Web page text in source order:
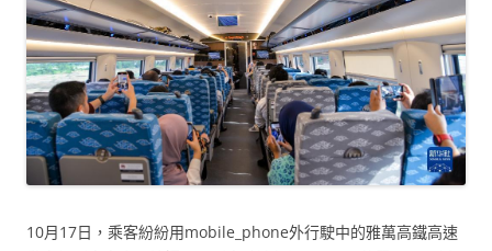
10月17日，乘客紛紛用mobile_phone外行駛中的雅萬高鐵高速